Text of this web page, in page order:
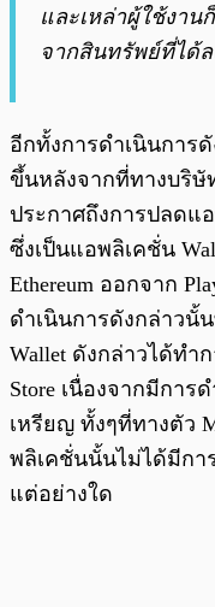
และเหล่าผู้ใช้งาน
จากสินทรัพย์ที่ได้
อีกทั้งการดำเนินการ
ขึ้นหลังจากที่ทางบริษั
ประกาศถึงการปลดแ
ซึ่งเป็นแอพลิเคชั่น
Ethereum ออกจาก
ดำเนินการดังกล่าวนั้
Wallet ดังกล่าวได้ทำ
Store เนื่องจากมีการ
เหรียญ ทั้งๆที่ทางตัว
พลิเคชั่นนั้นไม่ได้มีกา
แต่อย่างใด